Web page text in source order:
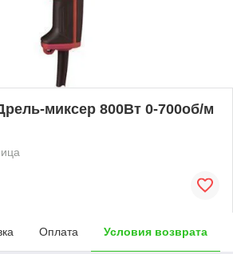
миксер 800Вт 0-700об/м
Оплата Условия возврата